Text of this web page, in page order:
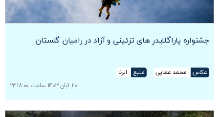
جشنواره پاراگلایدر های تزئینی و آزاد در رامیان گلستان
عکاس محمد عطایی منبع
ایرنا
۲۰ آبان ۱۴۰۳ ساعت ۲۳:۱۸:۰۰